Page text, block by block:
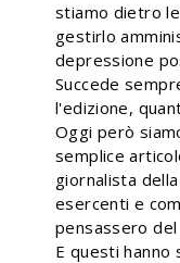
stiamo dietro
gestirlo
depressione
Succede
l'edizione,
Oggi però
semplice
giornalista
esercenti e
pensassero
E questi